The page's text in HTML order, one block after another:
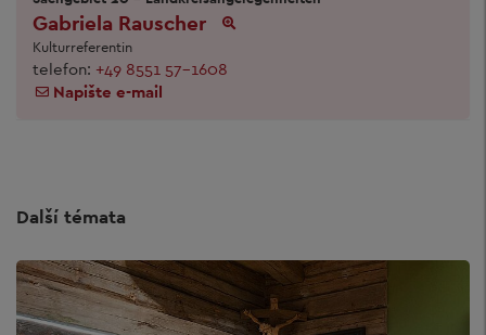
Gabriela Rauscher
Kulturreferentin
telefon: +49 8551 57-1608
Napište e-mail
Další témata